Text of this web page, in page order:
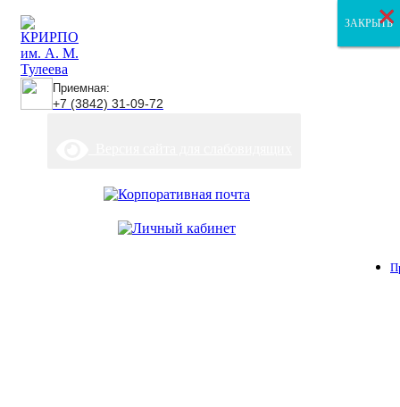
Приемная:
+7 (3842) 31-09-72
ЗАКРЫТЬ
ЗАКРЫТЬ
ЗАКРЫТЬ
×
×
×